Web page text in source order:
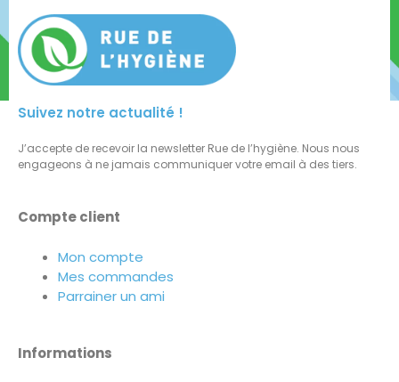
Suivez notre actualité !
J’accepte de recevoir la newsletter Rue de l’hygiène. Nous nous
engageons à ne jamais communiquer votre email à des tiers.
Compte client
Mon compte
Mes commandes
Parrainer un ami
Informations